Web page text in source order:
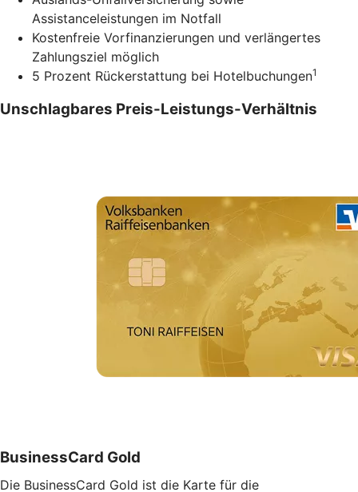
Assistanceleistungen im Notfall
Kostenfreie Vorfinanzierungen und verlängertes
Zahlungsziel möglich
5 Prozent Rückerstattung bei Hotelbuchungen1
Unschlagbares Preis-Leistungs-Verhältnis
BusinessCard Gold
Die BusinessCard Gold ist die Karte für die